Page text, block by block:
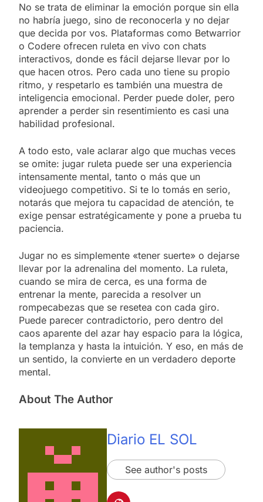
No se trata de eliminar la emoción porque sin ella
no habría juego, sino de reconocerla y no dejar
que decida por vos. Plataformas como Betwarrior
o Codere ofrecen ruleta en vivo con chats
interactivos, donde es fácil dejarse llevar por lo
que hacen otros. Pero cada uno tiene su propio
ritmo, y respetarlo es también una muestra de
inteligencia emocional. Perder puede doler, pero
aprender a perder sin resentimiento es casi una
habilidad profesional.
A todo esto, vale aclarar algo que muchas veces
se omite: jugar ruleta puede ser una experiencia
intensamente mental, tanto o más que un
videojuego competitivo. Si te lo tomás en serio,
notarás que mejora tu capacidad de atención, te
exige pensar estratégicamente y pone a prueba tu
paciencia.
Jugar no es simplemente «tener suerte» o dejarse
llevar por la adrenalina del momento. La ruleta,
cuando se mira de cerca, es una forma de
entrenar la mente, parecida a resolver un
rompecabezas que se resetea con cada giro.
Puede parecer contradictorio, pero dentro del
caos aparente del azar hay espacio para la lógica,
la templanza y hasta la intuición. Y eso, en más de
un sentido, la convierte en un verdadero deporte
mental.
About The Author
Diario EL SOL
See author's posts